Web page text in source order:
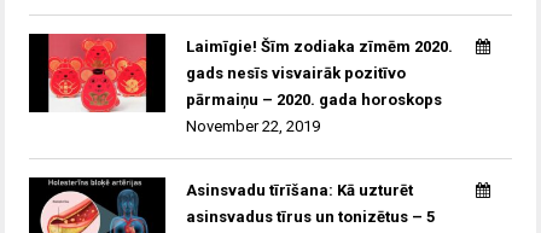
Laimīgie! Šīm zodiaka zīmēm 2020.
gads nesīs visvairāk pozitīvo
pārmaiņu – 2020. gada horoskops
November 22, 2019
Asinsvadu tīrīšana: Kā uzturēt
asinsvadus tīrus un tonizētus – 5